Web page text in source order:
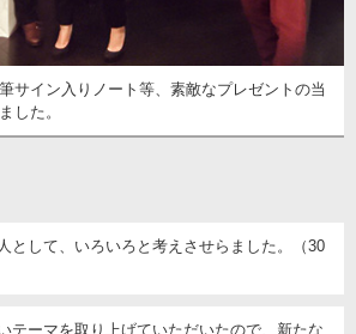
サイン入りノート等、素敵なプレゼントの当
した。
として、いろいろと考えさせらました。（30
テーマを取り上げていただいたので、新たな